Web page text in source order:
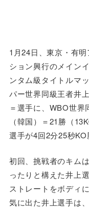
1月24日、東京・有
ション興行のメイン
ンタム級タイトルマ
パー世界同級王者井
＝選手に、WBO世
（韓国）＝21勝（
選手が4回2分25秒KO
初回、挑戦者のキム
ったりと構えた井上
ストレートをボディ
気に出た井上選手は